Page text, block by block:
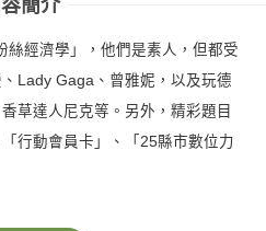
容簡介
經濟學」，他們是素人，但都受
Lady Gaga、曾雅妮，以及玩德
草達人尼克等。另外，精彩題目
行動會員卡」、「25縣市數位力